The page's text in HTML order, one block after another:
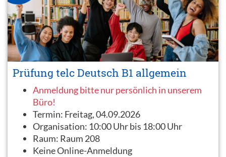
Prüfung telc Deutsch B1 allgemein
Anmeldung bitte nur persönlich in unserem
Büro!
Termin: Freitag, 04.09.2026
Organisation: 10:00 Uhr bis 18:00 Uhr
Raum: Raum 208
Keine Online-Anmeldung